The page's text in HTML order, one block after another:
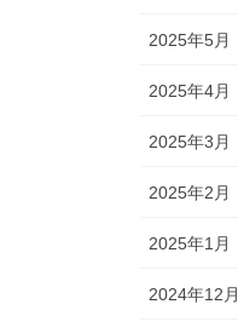
2025年5月
2025年4月
2025年3月
2025年2月
2025年1月
2024年12月